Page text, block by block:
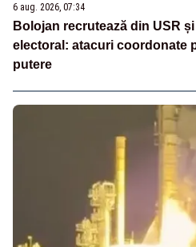
6 aug. 2026, 07:34
Bolojan recrutează din USR
electoral: atacuri coordonate
putere